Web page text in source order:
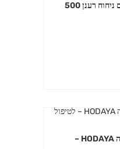
ג'ל יוגורט לכל סוגי השיער עם ניחוח רענן 500
דיל! 10 יחידות שמפו עץ התה HODAYA –